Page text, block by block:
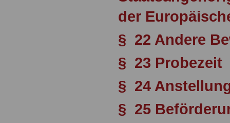
der
§ 22 Andere
§ 23 Probezeit
§ 24
§ 25